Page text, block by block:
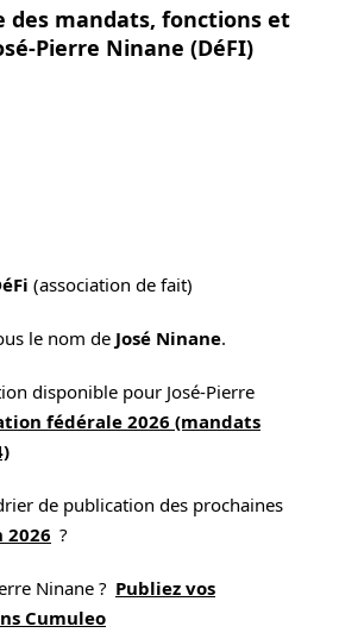
des mandats, fonctions et
Pierre Ninane (DéFI)
(association de fait)
le nom de José Ninane.
disponible pour José-Pierre
fédérale 2026 (mandats
de publication des prochaines
2026 ?
Ninane ? Publiez vos
Cumuleo